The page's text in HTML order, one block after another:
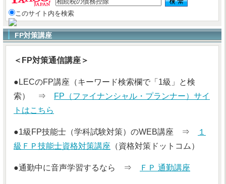
このサイト内を検索
FP対策講座
＜FP対策通信講座＞
●LECのFP講座（キーワード検索欄で「1級」と検
索） ⇒
FP（ファイナンシャル・プランナー）サイ
トはこちら
●1級FP技能士（学科試験対策）のWEB講座 ⇒
１
級ＦＰ技能士資格対策講座 （資格対策ドットコム）
●通勤中に音声学習するなら ⇒ ＦＰ 通勤講座